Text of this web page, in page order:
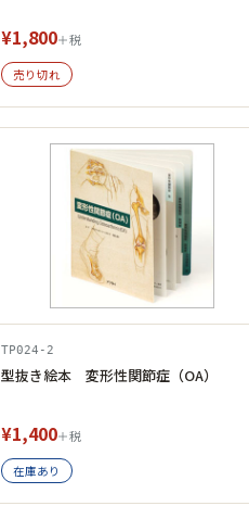
¥1,800＋税
売り切れ
TP024-2
型抜き絵本 変形性関節症（OA）
¥1,400＋税
在庫あり